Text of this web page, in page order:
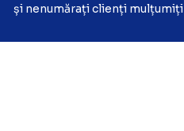
și nenumărați clienți mulțumiți